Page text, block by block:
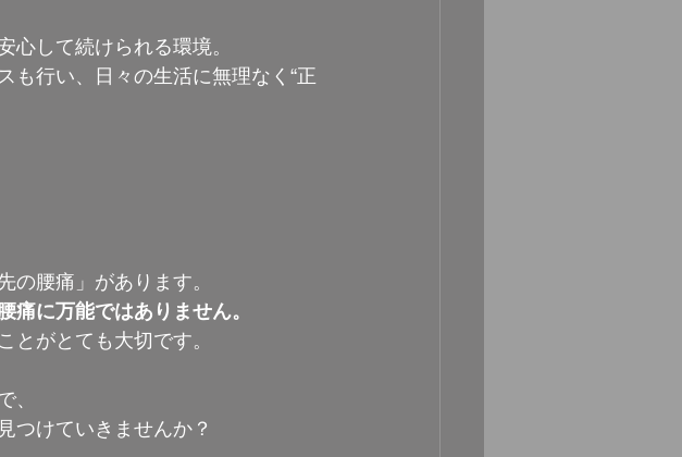
心して続けられる環境。
も行い、日々の生活に無理なく“正
の腰痛」があります。
痛に万能ではありません。
とがとても大切です。
、
つけていきませんか？